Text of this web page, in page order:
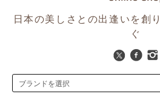
日本の美しさとの出逢いを創
ぐ